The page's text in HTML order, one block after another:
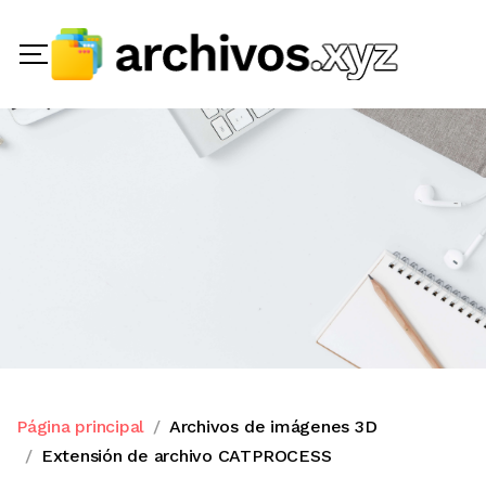
Página principal
Archivos de imágenes 3D
Extensión de archivo CATPROCESS